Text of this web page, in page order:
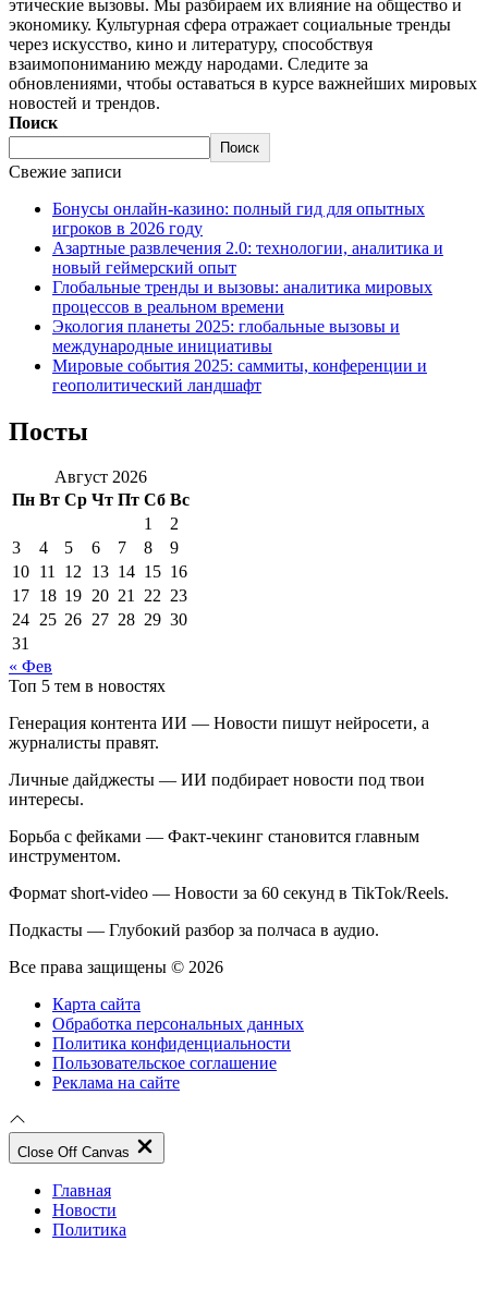
этические вызовы. Мы разбираем их влияние на общество и
экономику. Культурная сфера отражает социальные тренды
через искусство, кино и литературу, способствуя
взаимопониманию между народами. Следите за
обновлениями, чтобы оставаться в курсе важнейших мировых
новостей и трендов.
Поиск
Поиск
Свежие записи
Бонусы онлайн-казино: полный гид для опытных
игроков в 2026 году
Азартные развлечения 2.0: технологии, аналитика и
новый геймерский опыт
Глобальные тренды и вызовы: аналитика мировых
процессов в реальном времени
Экология планеты 2025: глобальные вызовы и
международные инициативы
Мировые события 2025: саммиты, конференции и
геополитический ландшафт
Посты
Август 2026
Пн Вт Ср Чт Пт Сб Вс
1
2
3
4 5 6 7 8
9
10 11 12 13 14 15 16
17 18 19 20 21 22 23
24 25 26 27 28 29 30
31
« Фев
Топ 5 тем в новостях
Генерация контента ИИ — Новости пишут нейросети, а
журналисты правят.
Личные дайджесты — ИИ подбирает новости под твои
интересы.
Борьба с фейками — Факт-чекинг становится главным
инструментом.
Формат short-video — Новости за 60 секунд в TikTok/Reels.
Подкасты — Глубокий разбор за полчаса в аудио.
Все права защищены © 2026
Карта сайта
Обработка персональных данных
Политика конфиденциальности
Пользовательское соглашение
Реклама на сайте
Close Off Canvas
Главная
Новости
Политика